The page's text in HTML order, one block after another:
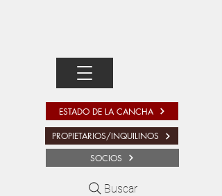
SOCIOS
ESTADO DE LA CANCHA
PROPIETARIOS/INQUILINOS
Buscar